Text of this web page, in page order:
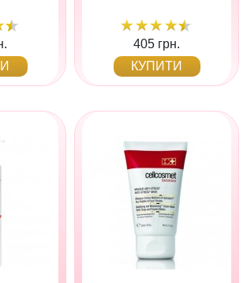
405 грн.
КУПИТИ